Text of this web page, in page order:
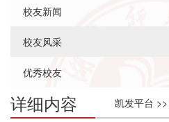
校友新闻
校友风采
优秀校友
凯发平台 >>
详细内容